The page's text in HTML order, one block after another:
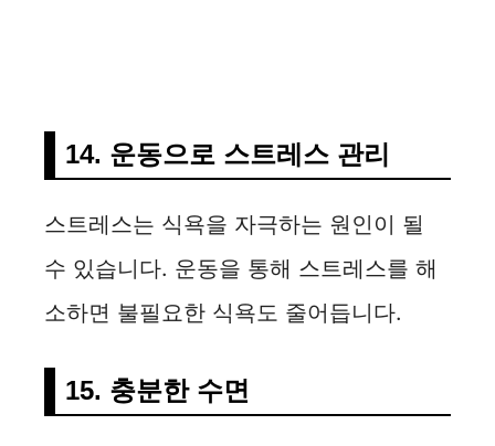
14. 운동으로 스트레스 관리
스트레스는 식욕을 자극하는 원인이 될
수 있습니다. 운동을 통해 스트레스를 해
소하면 불필요한 식욕도 줄어듭니다.
15. 충분한 수면